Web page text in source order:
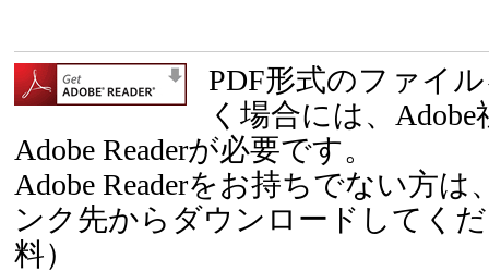
PDF形式のファイ
く場合には、
Adobe Readerが必要です。
Adobe Readerをお持ちでない方は
ンク先からダウンロードしてく
料）